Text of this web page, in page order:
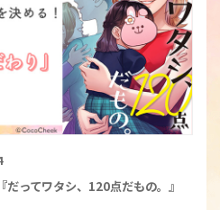
ってワタシ、120点だもの。』